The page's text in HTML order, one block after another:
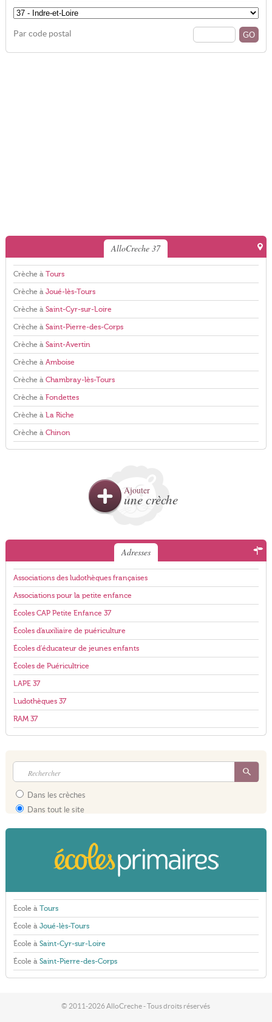
Par code postal
AlloCreche 37
Crèche à Tours
Crèche à Joué-lès-Tours
Crèche à Saint-Cyr-sur-Loire
Crèche à Saint-Pierre-des-Corps
Crèche à Saint-Avertin
Crèche à Amboise
Crèche à Chambray-lès-Tours
Crèche à Fondettes
Crèche à La Riche
Crèche à Chinon
Ajouter
une crèche
Adresses
Associations des ludothèques françaises
Associations pour la petite enfance
Écoles CAP Petite Enfance 37
Écoles d'auxiliaire de puériculture
Écoles d'éducateur de jeunes enfants
Écoles de Puéricultrice
LAPE 37
Ludothèques 37
RAM 37
Dans les crèches
Dans tout le site
École à Tours
École à Joué-lès-Tours
École à Saint-Cyr-sur-Loire
École à Saint-Pierre-des-Corps
© 2011-2026 AlloCreche - Tous droits réservés